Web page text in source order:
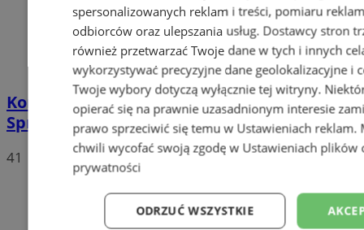
Koronawirus – sytuacja w Mysłowicach.
Sprawdź najnowsze statystyki
41
spersonalizowanych reklam i treści, pomiaru
odbiorców oraz ulepszania usług. Dostawcy stron
również przetwarzać Twoje dane w tych i innych
wykorzystywać precyzyjne dane geolokalizacyjne i
Twoje wybory dotyczą wyłącznie tej witryny.
opierać się na prawnie uzasadnionym interesie
prawo sprzeciwić się temu w Ustawieniach reklam.
chwili wycofać swoją zgodę w Ustawieniach plików
prywatności
ODRZUĆ WSZYSTKIE